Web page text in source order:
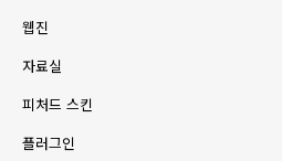
웹진
자료실
피처드 스킨
플러그인